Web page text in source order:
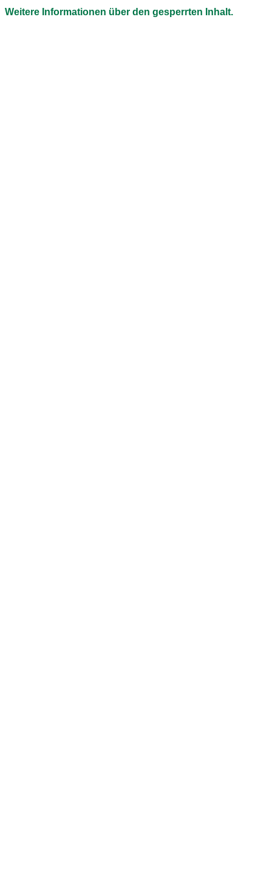
Weitere Informationen über den gesperrten Inhalt.